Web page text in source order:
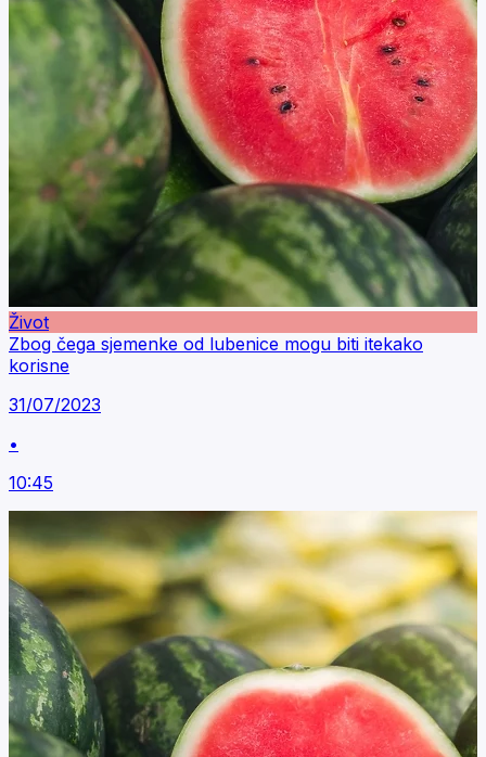
Život
Zbog čega sjemenke od lubenice mogu biti itekako
korisne
31/07/2023
•
10:45